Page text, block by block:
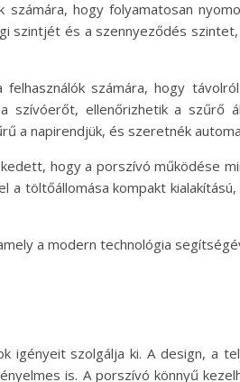
hogy folyamatosan
szintjét és a szennyeződés
számára, hogy
szívóerőt, ellenőrizhetik a szűrő
a napirendjük, és szeretnék
hogy a porszívó működése
töltőállomása kompakt
a modern technológia
igényeit szolgálja ki. A design, a
is. A porszívó könnyű